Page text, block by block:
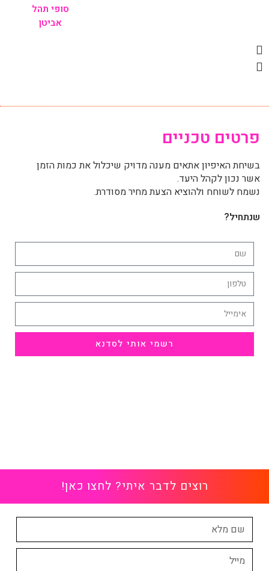
סופי תהל
אביטן
פרטים טכניים
בשיחת האיפיון אתאים מענה מדויק שיכלול את כמות הזמן
אשר נכון לקהל היעד.
נשמח לשוחח ולהוציא הצעת מחיר מסודרת.
שנתחיל?
רשמי אותי לסדנא
רוצים לדבר איתי? לחצו כאן!